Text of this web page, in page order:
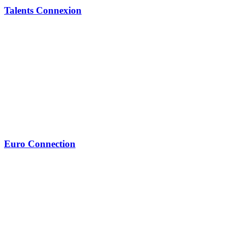
Talents Connexion
Euro Connection